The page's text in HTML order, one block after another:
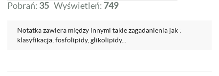
Pobrań: 35 Wyświetleń: 749
Notatka zawiera między innymi takie zagadanienia jak :
klasyfikacja, fosfolipidy, glikolipidy...